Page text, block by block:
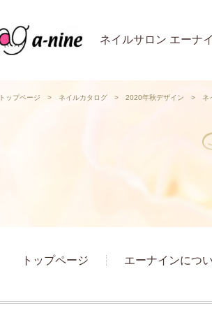
ネイルサロン エーナ
トップページ > ネイルカタログ > 2020年秋デザイン > ネ
トップページ エーナインにつ